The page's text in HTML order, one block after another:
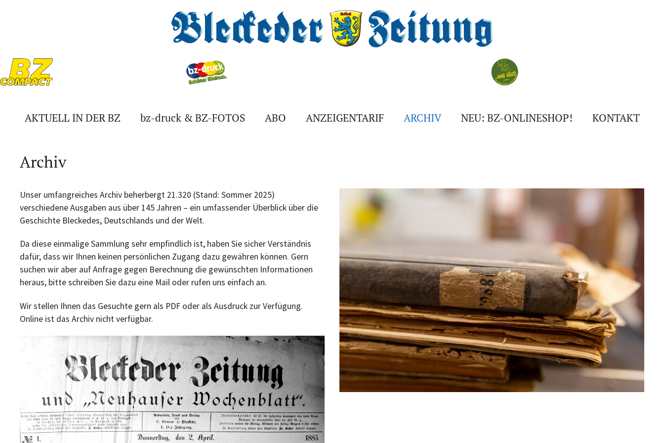
AKTUELL IN DER BZ bz-druck & BZ-FOTOS ABO ANZEIGENTARIF ARCHIV NEU: BZ-ONLINESHOP! KONTAKT
Archiv
Unser umfangreiches Archiv beherbergt 21.320 (Stand: Sommer 2025)
verschiedene Ausgaben aus über 145 Jahren – ein umfassender Überblick über die
Geschichte Bleckedes, Deutschlands und der Welt.
Da diese einmalige Sammlung sehr empfindlich ist, haben Sie sicher Verständnis
dafür, dass wir Ihnen keinen persönlichen Zugang dazu gewähren können. Gern
suchen wir aber auf Anfrage gegen Berechnung die gewünschten Informationen
heraus, bitte schreiben Sie dazu eine Mail oder rufen uns einfach an.
Wir stellen Ihnen das Gesuchte gern als PDF oder als Ausdruck zur Verfügung.
Online ist das Archiv nicht verfügbar.